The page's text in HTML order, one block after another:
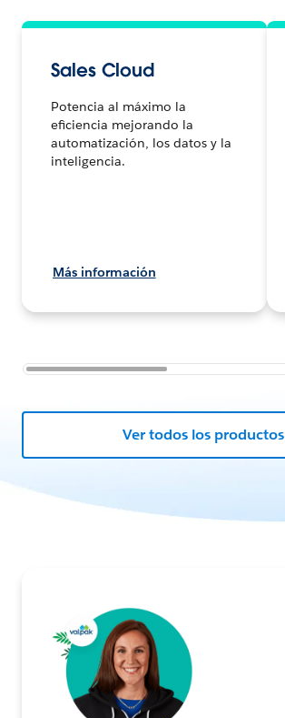
Sales Cloud
Potencia al máximo la
eficiencia mejorando la
automatización, los datos y la
inteligencia.
Más información
Ver todos los productos